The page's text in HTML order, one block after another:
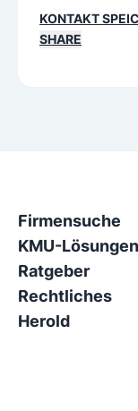
KONTAKT
SHARE
Firmensuche
KMU-Lösungen
Ratgeber
Rechtliches
Herold